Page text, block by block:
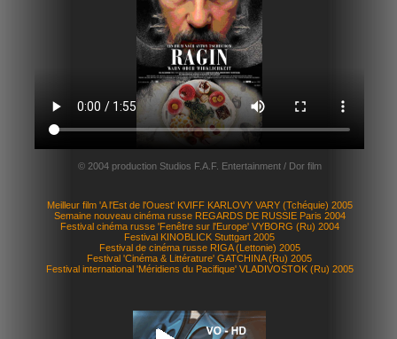
© 2004 production Studios F.A.F. Entertainment / Dor film
Meilleur film 'A l'Est de l'Ouest' KVIFF KARLOVY VARY (Tchéquie) 2005
Semaine nouveau cinéma russe REGARDS DE RUSSIE Paris 2004
Festival cinéma russe 'Fenêtre sur l'Europe' VYBORG (Ru) 2004
Festival KINOBLICK Stuttgart 2005
Festival de cinéma russe RIGA (Lettonie) 2005
Festival 'Cinéma & Littérature' GATCHINA (Ru) 2005
Festival international 'Méridiens du Pacifique' VLADIVOSTOK (Ru) 2005